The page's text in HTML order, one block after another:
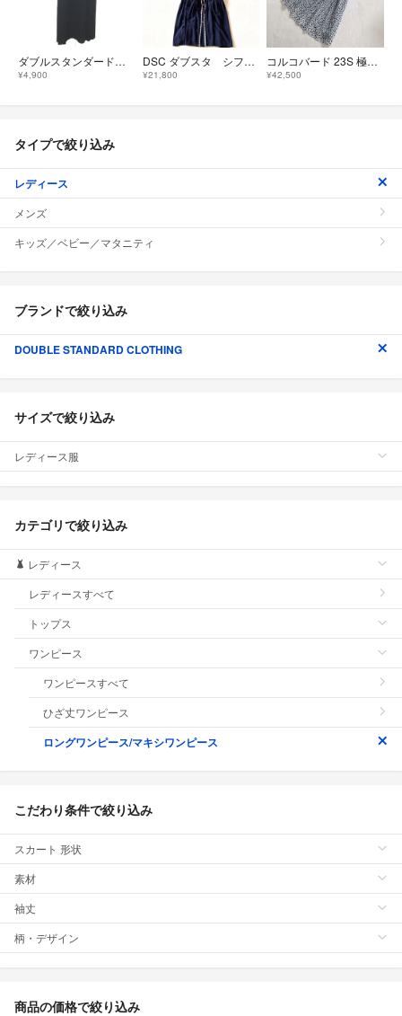
ダブルスタンダードクロージング ロングワンピース ノースリーブ Aライン 黒
¥4,900
DSC ダブスタ シフォンマキシワンピース 襟付き 金ボタン 異素材 インナー付
¥21,800
コルコバード 23S 極美品 上品 花柄刺繍 パフスリーブ 総柄 ワンピース CORCOVADO
¥42,500
タイプで絞り込み
レディース
メンズ
キッズ／ベビー／マタニティ
ブランドで絞り込み
DOUBLE STANDARD CLOTHING
サイズで絞り込み
レディース服
カテゴリで絞り込み
レディース
レディースすべて
トップス
ワンピース
ワンピースすべて
ひざ丈ワンピース
ロングワンピース/マキシワンピース
こだわり条件で絞り込み
スカート 形状
素材
袖丈
柄・デザイン
商品の価格で絞り込み